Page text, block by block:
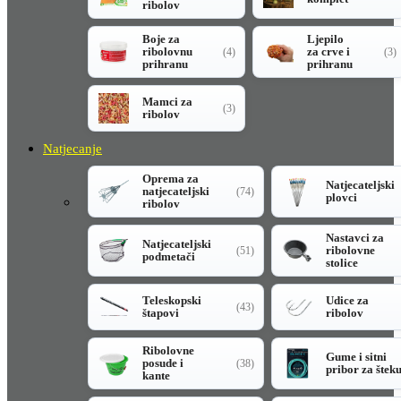
ribolov
Boje za
ribolovnu
prihranu
(4)
Ljepilo
za crve i
prihranu
(3)
Mamci za
ribolov
(3)
Natjecanje
Oprema za
natjecateljski
ribolov
(74)
Natjecateljski
plovci
Natjecateljski
podmetači
(51)
Nastavci za
ribolovne
stolice
Teleskopski
štapovi
(43)
Udice za
ribolov
Ribolovne
posude i
kante
(38)
Gume i sitni
pribor za šteku